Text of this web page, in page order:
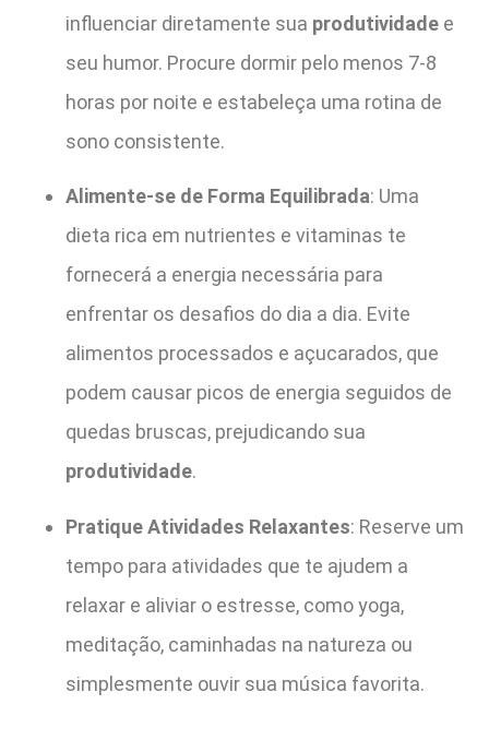
influenciar diretamente sua produtividade e
seu humor. Procure dormir pelo menos 7-8
horas por noite e estabeleça uma rotina de
sono consistente.
Alimente-se de Forma Equilibrada: Uma
dieta rica em nutrientes e vitaminas te
fornecerá a energia necessária para
enfrentar os desafios do dia a dia. Evite
alimentos processados e açucarados, que
podem causar picos de energia seguidos de
quedas bruscas, prejudicando sua
produtividade.
Pratique Atividades Relaxantes: Reserve um
tempo para atividades que te ajudem a
relaxar e aliviar o estresse, como yoga,
meditação, caminhadas na natureza ou
simplesmente ouvir sua música favorita.